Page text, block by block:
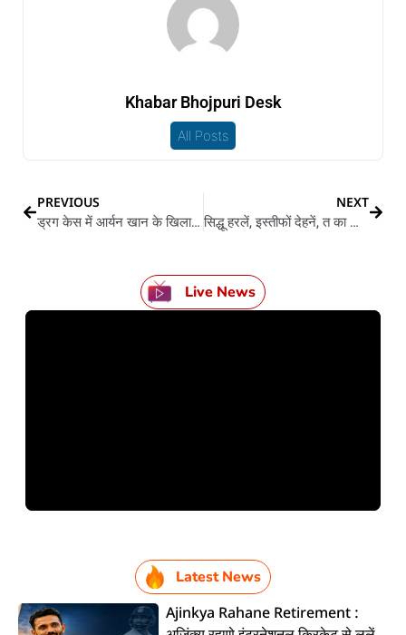
Khabar Bhojpuri Desk
All Posts
PREVIOUS
ड्रग केस में आर्यन खान के खिलाफ पेश नाइ हो पावल कौनो सबूत
NEXT
सिद्धू हरलें, इस्तीफों देहनें, त का खतरा में बा अर्चना पूरन सिंह के कुर्सी?
Live News
Latest News
Ajinkya Rahane Retirement :